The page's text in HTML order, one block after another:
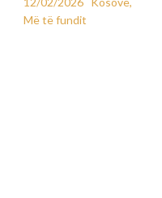
Më të fundit